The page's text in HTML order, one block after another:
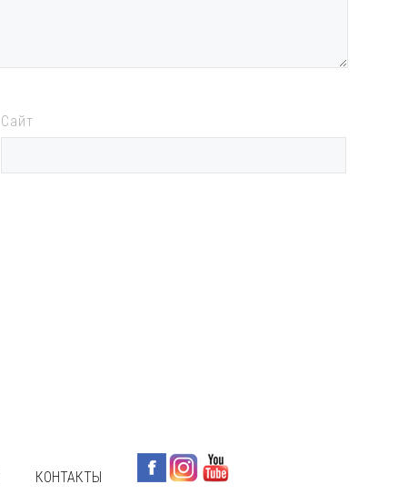
Сайт
КОНТАКТЫ